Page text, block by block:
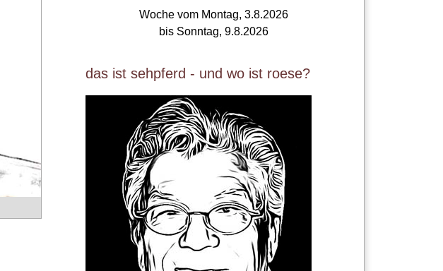
Woche vom Montag, 3.8.2026
bis Sonntag, 9.8.2026
das ist sehpferd - und wo ist roese?